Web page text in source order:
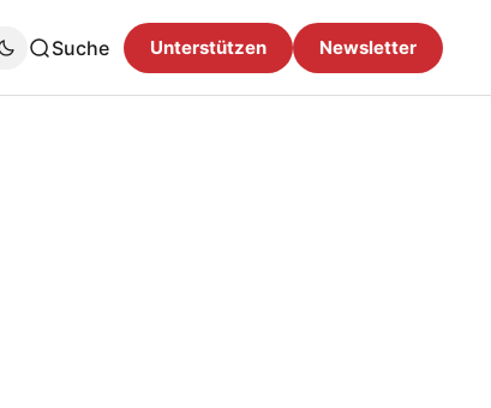
Suche Unterstützen Newsletter